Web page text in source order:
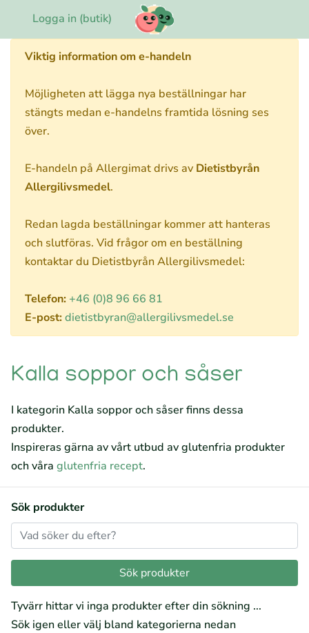
Logga in (butik)
Viktig information om e-handeln
Möjligheten att lägga nya beställningar har
stängts medan e-handelns framtida lösning ses
över.
E-handeln på Allergimat drivs av Dietistbyrån
Allergilivsmedel.
Redan lagda beställningar kommer att hanteras
och slutföras. Vid frågor om en beställning
kontaktar du Dietistbyrån Allergilivsmedel:
Telefon: +46 (0)8 96 66 81
E-post:dietistbyran@allergilivsmedel.se
Kalla soppor och såser
I kategorin Kalla soppor och såser finns dessa
produkter.
Inspireras gärna av vårt utbud av glutenfria produkter
och våra glutenfria recept.
Sök produkter
Tyvärr hittar vi inga produkter efter din sökning ...
Sök igen eller välj bland kategorierna nedan